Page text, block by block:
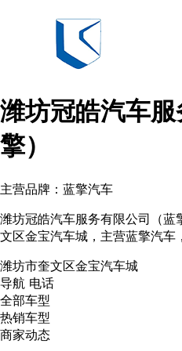
潍坊冠皓汽车
擎）
主营品牌：蓝擎汽车
潍坊冠皓汽车服务有限公司（
文区金宝汽车城，主营蓝擎汽车
潍坊市奎文区金宝汽车城
导航 电话
全部车型
热销车型
商家动态